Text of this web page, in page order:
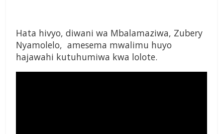
Hata hivyo, diwani wa Mbalamaziwa, Zubery
Nyamolelo, amesema mwalimu huyo
hajawahi kutuhumiwa kwa lolote.